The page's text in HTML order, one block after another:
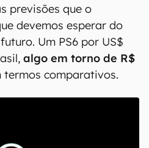
previsões que o
devemos esperar do
Um PS6 por US$
algo em torno de R$
termos comparativos.